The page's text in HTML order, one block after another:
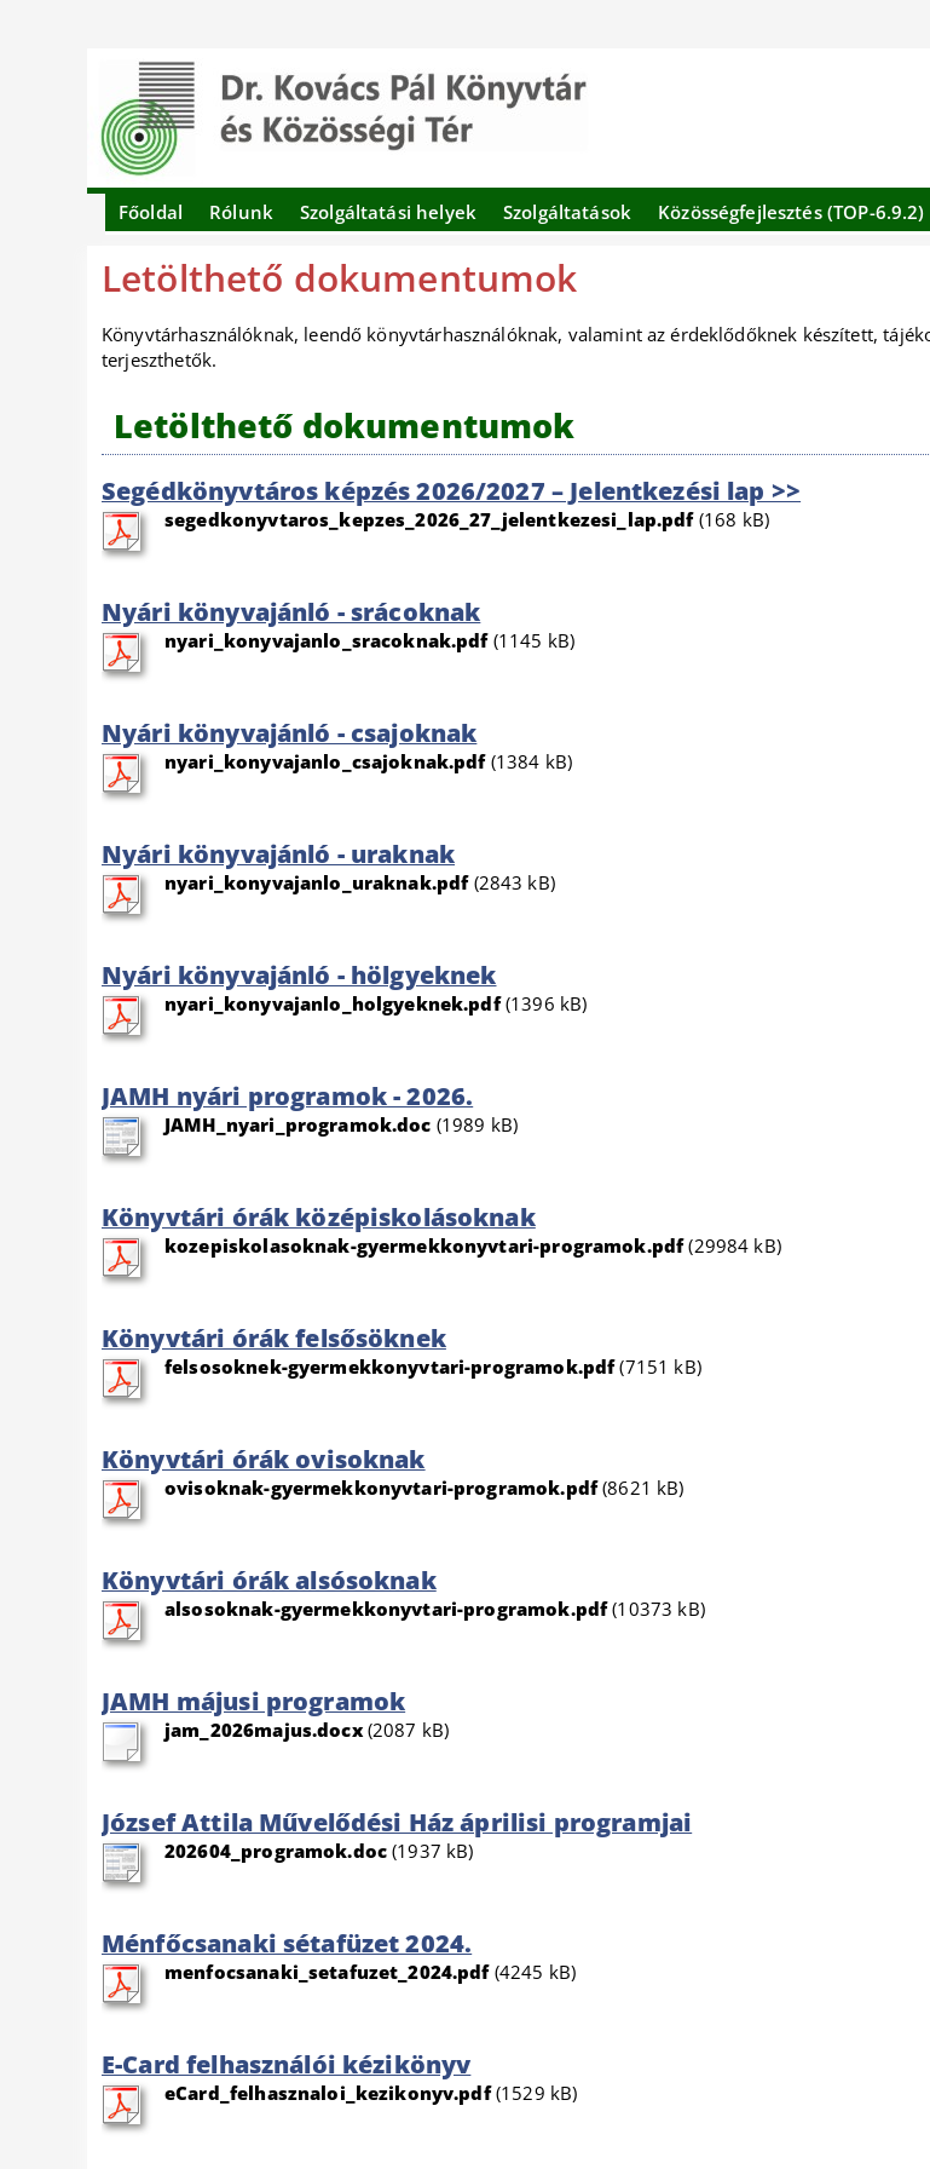
Főoldal Rólunk Szolgáltatási helyek Szolgáltatások Közösségfejlesztés (TOP-6.9.2)
Letölthető dokumentumok
Könyvtárhasználóknak, leendő könyvtárhasználóknak, valamint az érdeklődőknek készített,
terjeszthetők.
Letölthető dokumentumok
Segédkönyvtáros képzés 2026/2027 – Jelentkezési lap >>
segedkonyvtaros_kepzes_2026_27_jelentkezesi_lap.pdf(168 kB)
Nyári könyvajánló - srácoknak
nyari_konyvajanlo_sracoknak.pdf(1145 kB)
Nyári könyvajánló - csajoknak
nyari_konyvajanlo_csajoknak.pdf(1384 kB)
Nyári könyvajánló - uraknak
nyari_konyvajanlo_uraknak.pdf(2843 kB)
Nyári könyvajánló - hölgyeknek
nyari_konyvajanlo_holgyeknek.pdf(1396 kB)
JAMH nyári programok - 2026.
JAMH_nyari_programok.doc (1989 kB)
Könyvtári órák középiskolásoknak
kozepiskolasoknak-gyermekkonyvtari-programok.pdf(29984 kB)
Könyvtári órák felsősöknek
felsosoknek-gyermekkonyvtari-programok.pdf(7151 kB)
Könyvtári órák ovisoknak
ovisoknak-gyermekkonyvtari-programok.pdf(8621 kB)
Könyvtári órák alsósoknak
alsosoknak-gyermekkonyvtari-programok.pdf(10373 kB)
JAMH májusi programok
jam_2026majus.docx(2087 kB)
József Attila Művelődési Ház áprilisi programjai
202604_programok.doc (1937 kB)
Ménfőcsanaki sétafüzet 2024.
menfocsanaki_setafuzet_2024.pdf(4245 kB)
E-Card felhasználói kézikönyv
eCard_felhasznaloi_kezikonyv.pdf(1529 kB)